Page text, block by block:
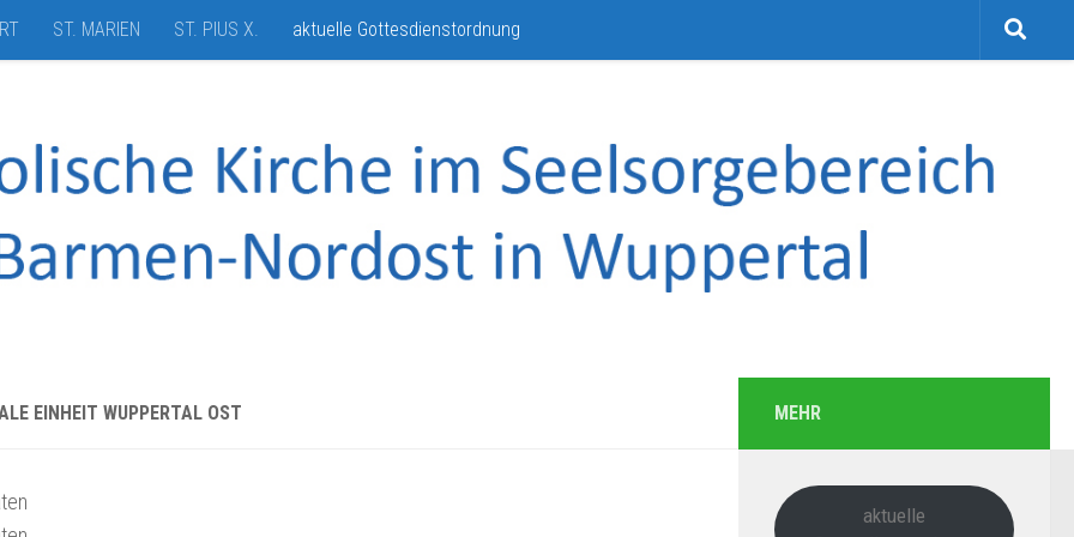
ST. MARIEN ST. PIUS X. aktuelle Gottesdienstordnung
EINHEIT WUPPERTAL OST MEHR
aktuelle